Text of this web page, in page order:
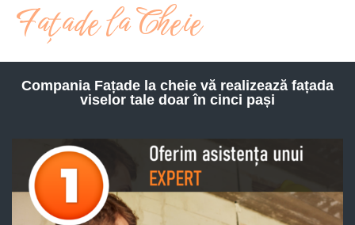
Fațade la Cheie
Compania Fațade la cheie vă realizează fațada
viselor tale doar în cinci pași